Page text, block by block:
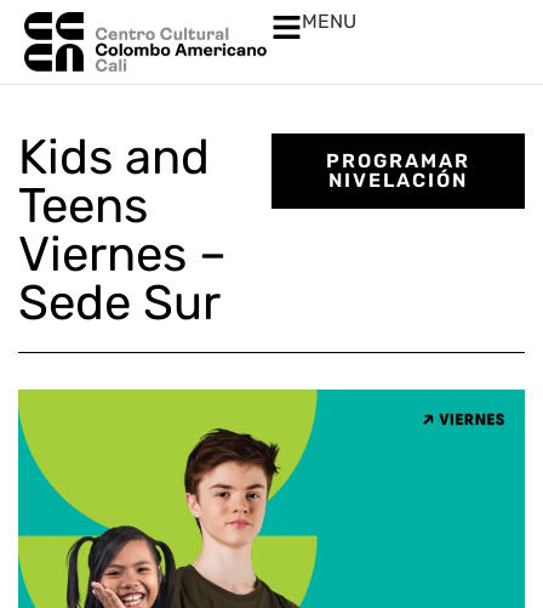
MENU
Kids and
Teens
Viernes –
Sede Sur
PROGRAMAR
NIVELACIÓN